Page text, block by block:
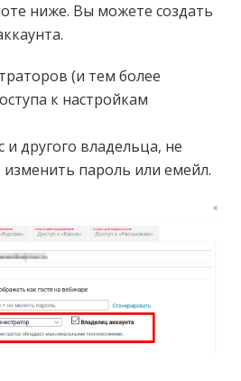
ниже. Вы можете создать
(и тем более
к настройкам
и другого владельца, не
изменить пароль или емейл.